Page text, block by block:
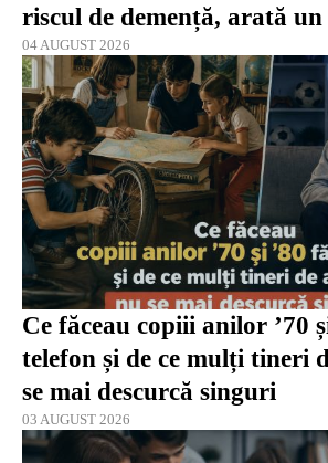
riscul de demență, arată
04 AUGUST 2026
Ce făceau copiii anilor ’70
telefon și de ce mulți tineri
se mai descurcă singuri
03 AUGUST 2026